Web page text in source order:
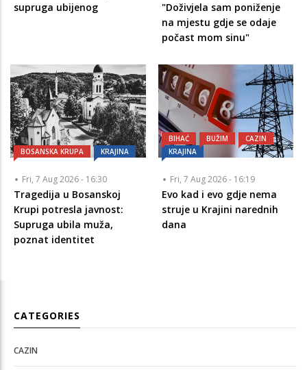
supruga ubijenog
"Doživjela sam poniženje
na mjestu gdje se odaje
počast mom sinu"
BOSANSKA KRUPA KRAJINA
Fri, 7 Aug 2026 - 16:30
Tragedija u Bosanskoj
Krupi potresla javnost:
Supruga ubila muža,
poznat identitet
BIHAĆ BUŽIM
CAZIN
KRAJINA
Fri, 7 Aug 2026 - 16:19
Evo kad i evo gdje nema
struje u Krajini narednih
dana
CATEGORIES
CAZIN